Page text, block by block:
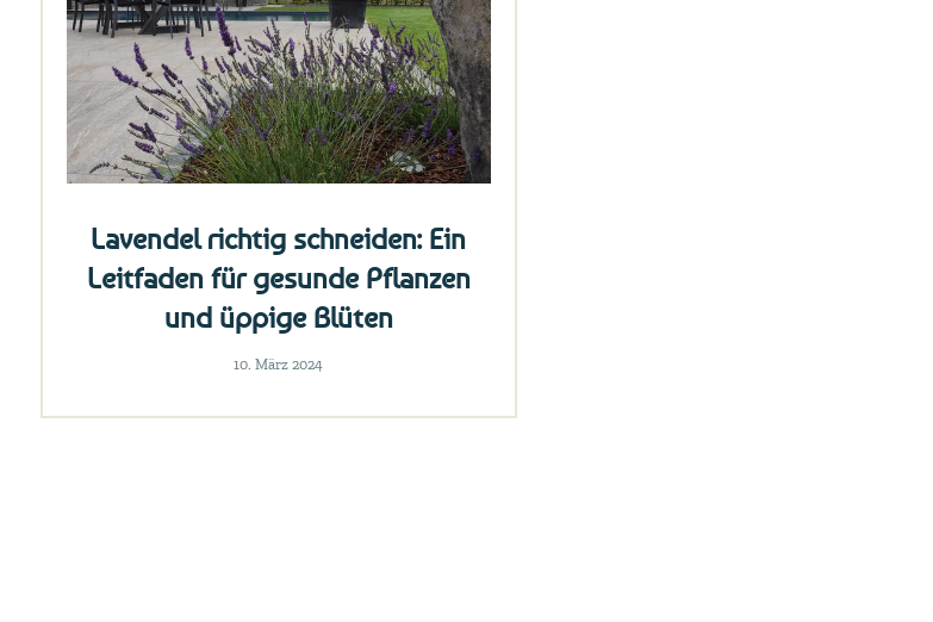
Lavendel richtig schneiden: Ein
Leitfaden für gesunde Pflanzen
und üppige Blüten
10. März 2024